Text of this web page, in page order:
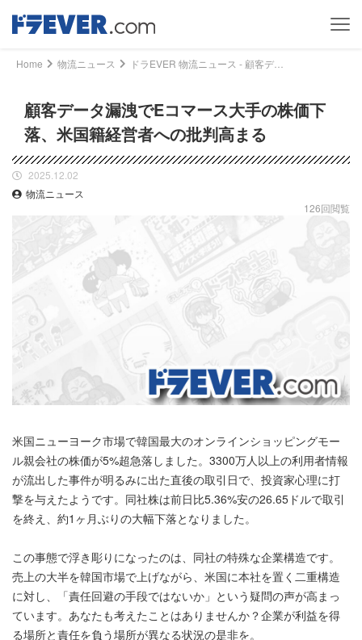
Home 物流ニュース
顧客データ漏洩でEコマース大手の株価下
落、米国籍経営者への批判高まる
2025.12.02
物流ニュース
126回閲覧
米国ニューヨーク市場で韓国最大のオンラインショッピングモー
ル親会社の株価が5%超急落しました。3300万人以上の利用者情報
が流出した事件が明るみに出た直後の取引日で、投資家心理に打
撃を与えたようです。同社株は前日比5.36%安の26.65ドルで取引
を終え、約1ヶ月ぶりの大幅下落となりました。
この事態で浮き彫りになったのは、同社の特殊な企業構造です。
売上の大半を韓国市場で上げながら、米国に本社を置く二重構造
に対し、「責任回避の手段ではないか」という疑問の声が高まっ
ています。あなたも考えたことはありませんか？企業が利益を得
る場所と責任を負う場所が異なる状況の是非を。